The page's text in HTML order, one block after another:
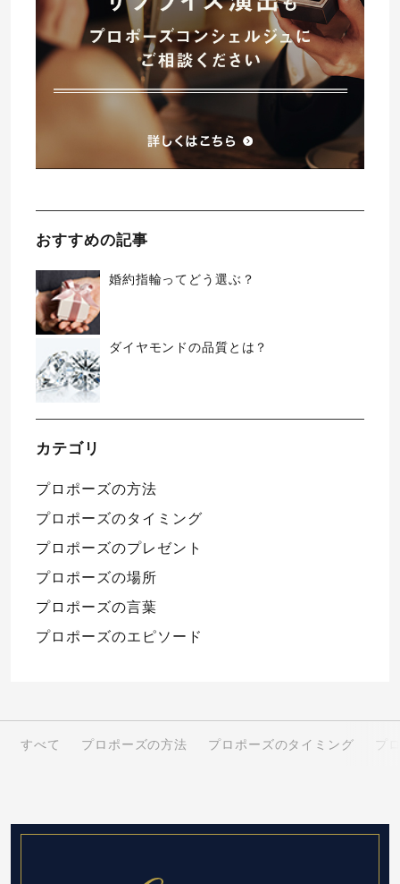
おすすめの記事
婚約指輪ってどう選ぶ？
ダイヤモンドの品質とは？
カテゴリ
プロポーズの方法
プロポーズのタイミング
プロポーズのプレゼント
プロポーズの場所
プロポーズの言葉
プロポーズのエピソード
すべて プロポーズの方法 プロポーズのタイミング プ